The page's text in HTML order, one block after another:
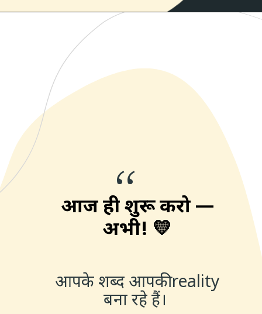
“
आपके शब्द आपकी reality
बना रहे हैं।
आज ही शुरू करो —
अभी! 💛